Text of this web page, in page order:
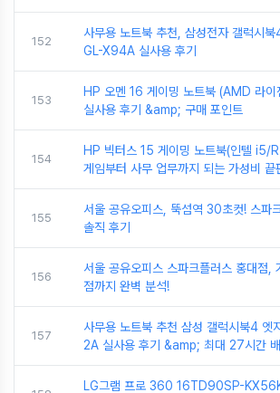
152
사무용 노트북 추천, 삼성전자 갤럭시
GL-X94A 실사용 후기
153
HP 오멘 16 게이밍 노트북 (AMD 라
실사용 후기 &amp; 구매 포인트
154
HP 빅터스 15 게이밍 노트북(인텔
게임부터 사무 업무까지 되는 가성비 끝
155
서울 공유오피스, 뚝섬역 30초컷! 스파
솔직 후기
156
서울 공유오피스 스파크플러스 홍대점,
점까지 완벽 분석!
157
사무용 노트북 추천 삼성 갤럭시북4
2A 실사용 후기 &amp; 최대 27시간
LG그램 프로 360 16TD90SP-